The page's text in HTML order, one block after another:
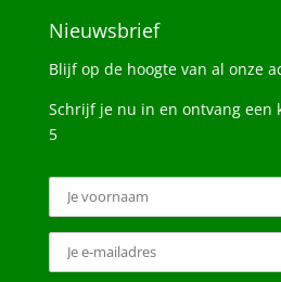
Nieuwsbrief
Blijf op de hoogte van al onze
Schrijf je nu in en ontvang een
5